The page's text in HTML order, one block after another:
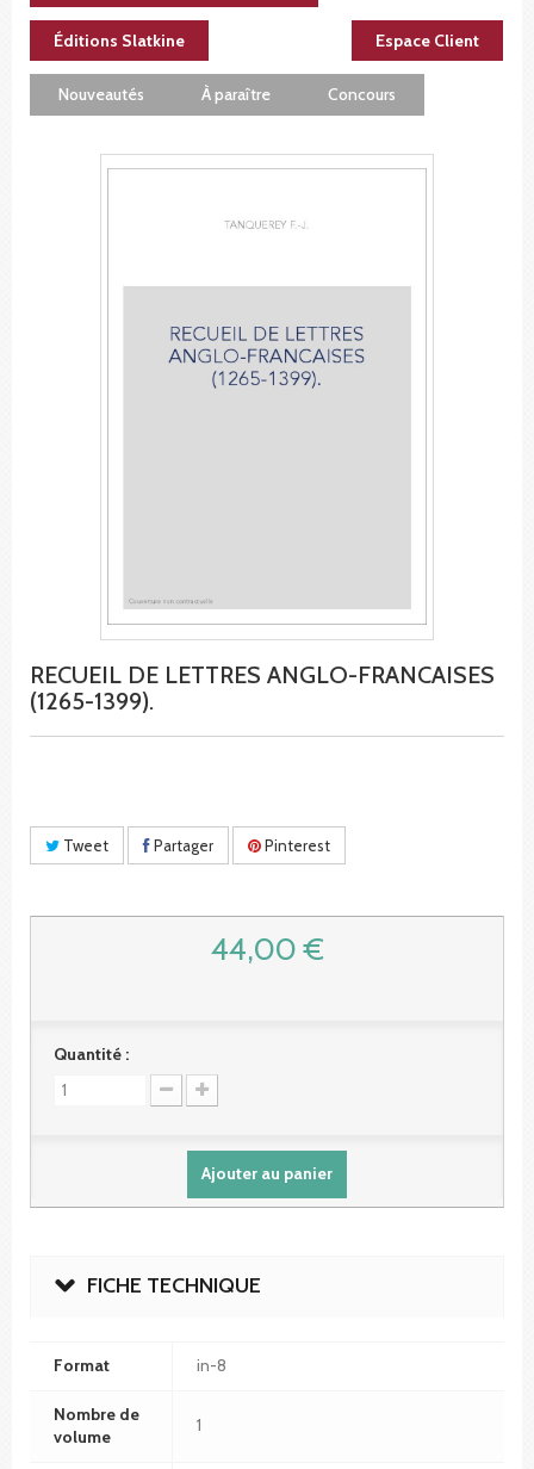
Éditions Slatkine Espace Client
Nouveautés À paraître Concours
RECUEIL DE LETTRES ANGLO-FRANCAISES
(1265-1399).
Tweet Partager Pinterest
44,00 €
Quantité :
Ajouter au panier
FICHE TECHNIQUE
Format in-8
Nombre de
volume
1